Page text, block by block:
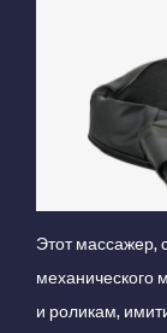
Этот массажер,
механического
и роликам,